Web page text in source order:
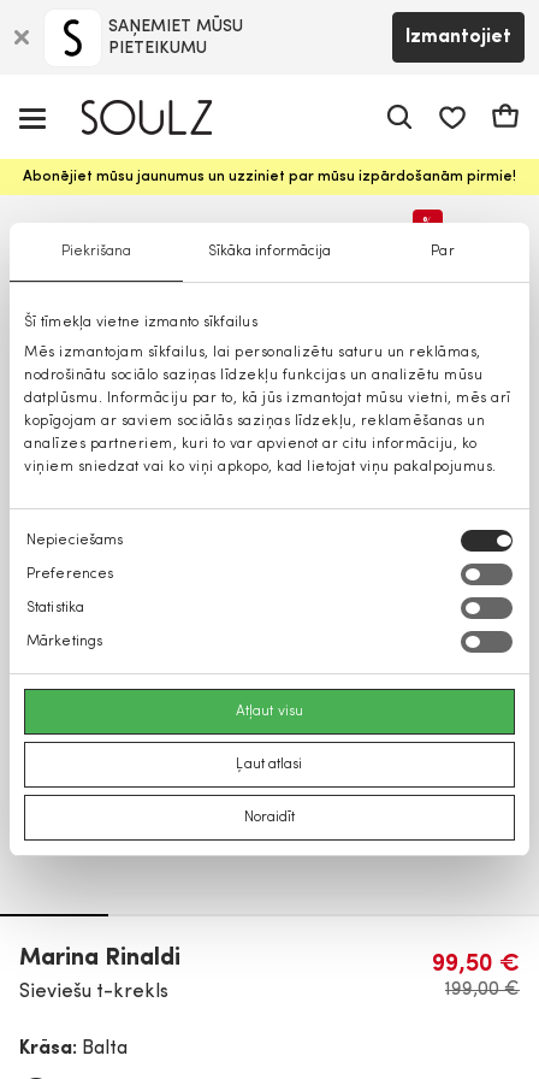
Piekrišana Sīkāka informācija Par
Šī tīmekļa vietne izmanto sīkfailus
Mēs izmantojam sīkfailus, lai personalizētu saturu un reklāmas,
nodrošinātu sociālo saziņas līdzekļu funkcijas un analizētu mūsu
datplūsmu. Informāciju par to, kā jūs izmantojat mūsu vietni, mēs arī
kopīgojam ar saviem sociālās saziņas līdzekļu, reklamēšanas un
analīzes partneriem, kuri to var apvienot ar citu informāciju, ko
viņiem sniedzat vai ko viņi apkopo, kad lietojat viņu pakalpojumus.
Piekrišanas
izvēle
Nepieciešams
Preferences
Statistika
Mārketings
Atļaut visu
Ļaut atlasi
Noraidīt
SAŅEMIET MŪSU
PIETEIKUMU
Izmantojiet
Abonējiet mūsu jaunumus un uzziniet par mūsu izpārdošanām pirmie!
%
Lielāki izmēri
Marina Rinaldi
Sieviešu t-krekls
99,50 €
199,00 €
Krāsa: Balta